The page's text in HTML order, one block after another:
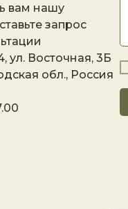
вам нашу
запрос
Восточная, 3Б
обл., Россия